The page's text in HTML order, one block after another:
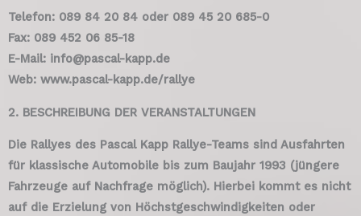
Telefon: 089 84 20 84 oder 089 45 20 685-0
Fax: 089 452 06 85-18
E-Mail: info@pascal-kapp.de
Web: www.pascal-kapp.de/rallye
2. BESCHREIBUNG DER VERANSTALTUNGEN
Die Rallyes des Pascal Kapp Rallye-Teams sind Ausfahrten
für klassische Automobile bis zum Baujahr 1993 (jüngere
Fahrzeuge auf Nachfrage möglich). Hierbei kommt es nicht
auf die Erzielung von Höchstgeschwindigkeiten oder